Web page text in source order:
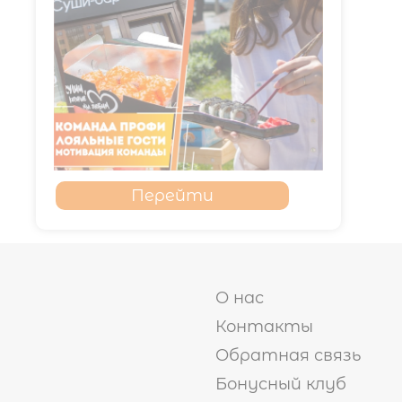
Перейти
О нас
Контакты
Обратная связь
Бонусный клуб